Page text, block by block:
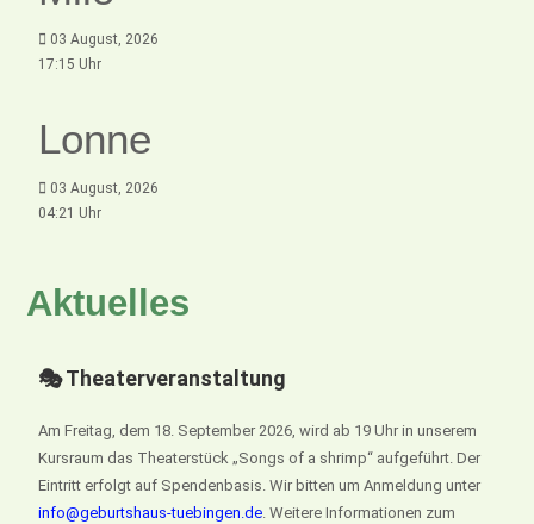
03 August, 2026
17:15 Uhr
Lonne
03 August, 2026
04:21 Uhr
Aktuelles
🎭 Theaterveranstaltung
Am Freitag, dem 18. September 2026, wird ab 19 Uhr in unserem
Kursraum das Theaterstück „Songs of a shrimp“ aufgeführt. Der
Eintritt erfolgt auf Spendenbasis. Wir bitten um Anmeldung unter
info@geburtshaus-tuebingen.de. Weitere Informationen zum